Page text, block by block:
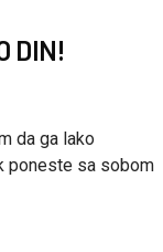
DIN!
da ga lako
poneste sa sobom